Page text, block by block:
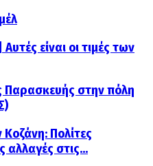
είναι οι τιμές των
Παρασκευής στην πόλη
Πολίτες
αλλαγές στις...